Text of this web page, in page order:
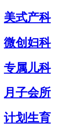
美式产科
微创妇科
专属儿科
月子会所
计划生育